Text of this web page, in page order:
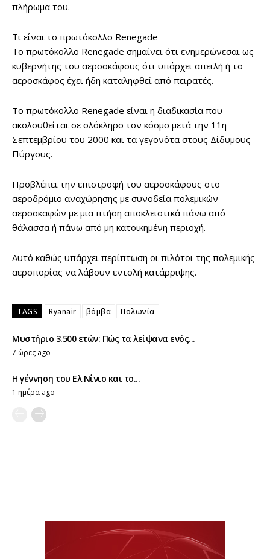
πλήρωμα του.
Τι είναι το πρωτόκολλο Renegade
Το πρωτόκολλο Renegade σημαίνει ότι ενημερώνεσαι ως
κυβερνήτης του αεροσκάφους ότι υπάρχει απειλή ή το
αεροσκάφος έχει ήδη καταληφθεί από πειρατές.
Το πρωτόκολλο Renegade είναι η διαδικασία που
ακολουθείται σε ολόκληρο τον κόσμο μετά την 11η
Σεπτεμβρίου του 2000 και τα γεγονότα στους Δίδυμους
Πύργους.
Προβλέπει την επιστροφή του αεροσκάφους στο
αεροδρόμιο αναχώρησης με συνοδεία πολεμικών
αεροσκαφών με μια πτήση αποκλειστικά πάνω από
θάλασσα ή πάνω από μη κατοικημένη περιοχή.
Αυτό καθώς υπάρχει περίπτωση οι πιλότοι της πολεμικής
αεροπορίας να λάβουν εντολή κατάρριψης.
TAGS Ryanair βόμβα Πολωνία
Μυστήριο 3.500 ετών: Πώς τα λείψανα ενός...
7 ώρες ago
Η γέννηση του Ελ Νίνιο και το...
1 ημέρα ago